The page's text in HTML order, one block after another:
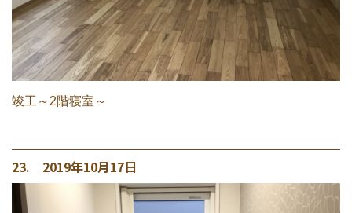
竣工～2階寝室～
23. 2019年10月17日